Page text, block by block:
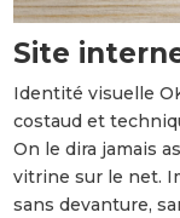
Site
Identité visuelle
costaud et
On le dira jamais
vitrine sur le net.
sans devanture,